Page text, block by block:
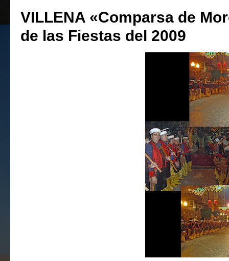
VILLENA «Comparsa de
de las Fiestas del 2009